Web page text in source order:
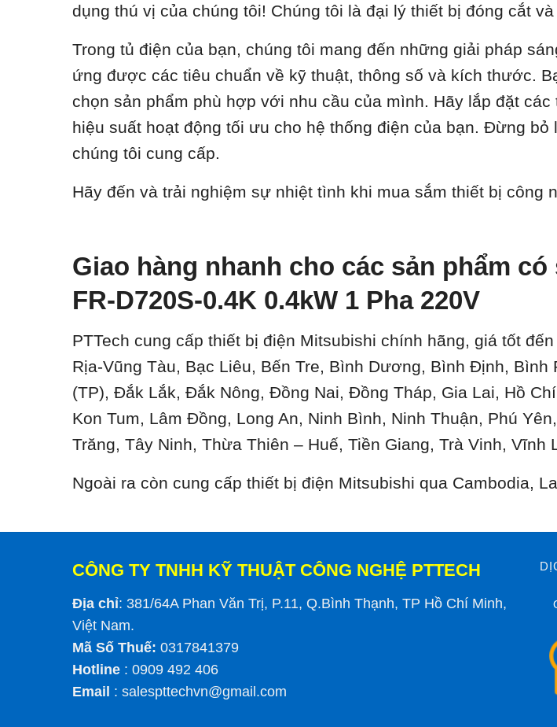
dụng thú vị của chúng tôi! Chúng tôi là đại lý thiết bị đóng cắt
Trong tủ điện của bạn, chúng tôi mang đến những giải pháp
ứng được các tiêu chuẩn về kỹ thuật, thông số và kích thước.
chọn sản phẩm phù hợp với nhu cầu của mình. Hãy lắp đặt
hiệu suất hoạt động tối ưu cho hệ thống điện của bạn. Đừng
chúng tôi cung cấp.
Hãy đến và trải nghiệm sự nhiệt tình khi mua sắm thiết bị công
Giao hàng nhanh cho các sản phẩm
FR-D720S-0.4K 0.4kW 1 Pha 220V
PTTech cung cấp thiết bị điện Mitsubishi chính hãng, giá tốt
Rịa-Vũng Tàu, Bạc Liêu, Bến Tre, Bình Dương, Bình Định,
(TP), Đắk Lắk, Đắk Nông, Đồng Nai, Đồng Tháp, Gia Lai, Hồ
Kon Tum, Lâm Đồng, Long An, Ninh Bình, Ninh Thuận, Phú
Trăng, Tây Ninh, Thừa Thiên – Huế, Tiền Giang, Trà Vinh, Vĩnh
Ngoài ra còn cung cấp thiết bị điện Mitsubishi qua Cambodia,
CÔNG TY TNHH KỸ THUẬT CÔNG NGHỆ PTTECH
Địa chỉ: 381/64A Phan Văn Trị, P.11, Q.Bình Thạnh, TP Hồ Chí Minh,
Việt Nam.
Mã Số Thuế: 0317841379
Hotline : 0909 492 406
Email : salespttechvn@gmail.com